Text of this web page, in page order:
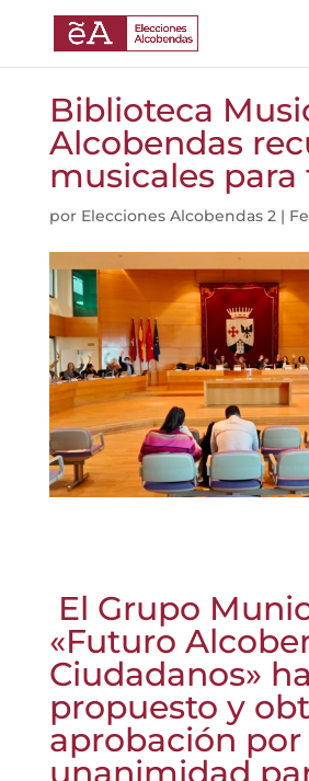
Biblioteca
Alcobendas
musicales para
por Elecciones Alcobendas 2|
El Grupo
«Futuro
Ciudadanos» ha
propuesto y
aprobación por
unanimidad